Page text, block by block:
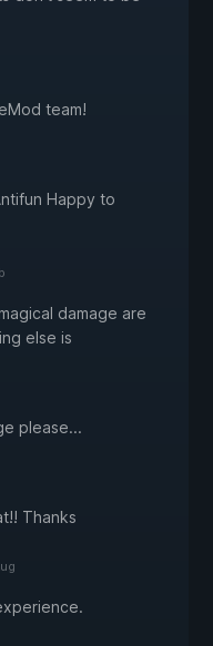
team!
Happy to
damage are
else is
please...
Thanks